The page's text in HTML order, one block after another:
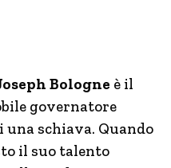
Bologne è il
governatore
una schiava. Quando
il suo talento